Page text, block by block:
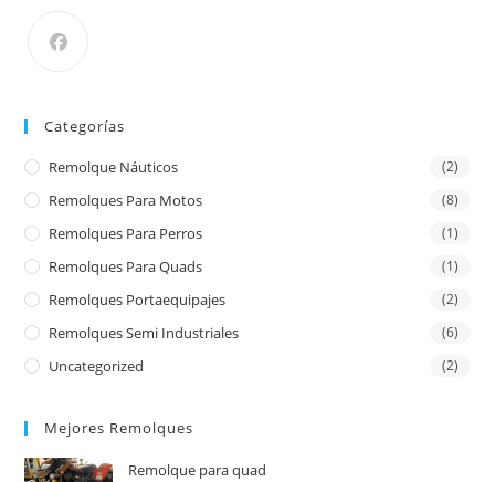
Categorías
Remolque Náuticos (2)
Remolques Para Motos (8)
Remolques Para Perros (1)
Remolques Para Quads (1)
Remolques Portaequipajes (2)
Remolques Semi Industriales (6)
Uncategorized (2)
Mejores Remolques
Remolque para quad